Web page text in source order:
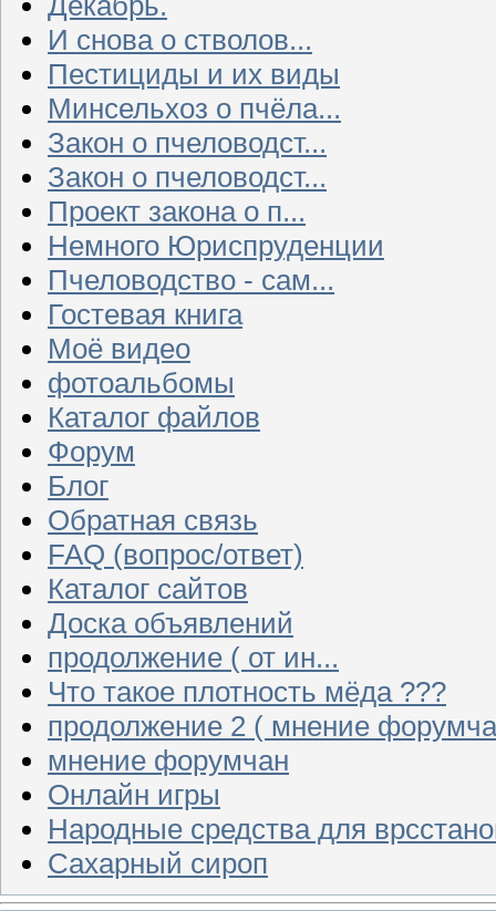
И снова о стволов...
Пестициды и их виды
Минсельхоз о пчёла...
Закон о пчеловодст...
Закон о пчеловодст...
Проект закона о п...
Немного Юриспруденции
Пчеловодство - сам...
Гостевая книга
Моё видео
фотоальбомы
Каталог файлов
Форум
Блог
Обратная связь
FAQ (вопрос/ответ)
Каталог сайтов
Доска объявлений
продолжение ( от ин...
Что такое плотность мёда ???
продолжение 2 ( мнение
мнение форумчан
Онлайн игры
Народные средства для
Сахарный сироп